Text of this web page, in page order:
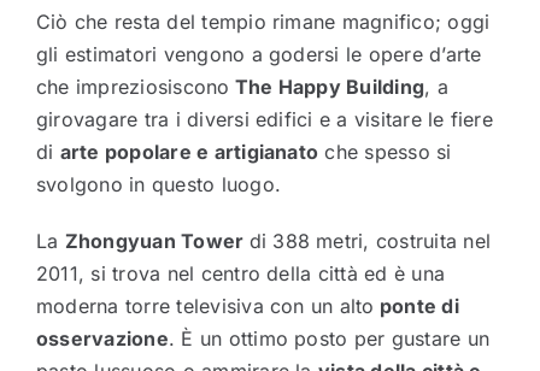
Ciò che resta del tempio rimane magnifico; oggi
gli estimatori vengono a godersi le opere d’arte
che impreziosiscono The Happy Building, a
girovagare tra i diversi edifici e a visitare le fiere
di arte popolare e artigianato che spesso si
svolgono in questo luogo.
La Zhongyuan Tower di 388 metri, costruita nel
2011, si trova nel centro della città ed è una
moderna torre televisiva con un alto ponte di
osservazione. È un ottimo posto per gustare un